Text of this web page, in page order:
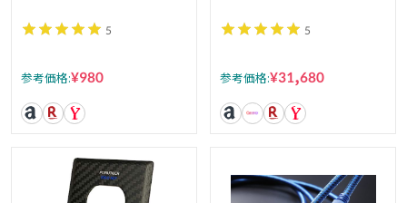
5
参考価格:¥980
5
参考価格:¥31,680